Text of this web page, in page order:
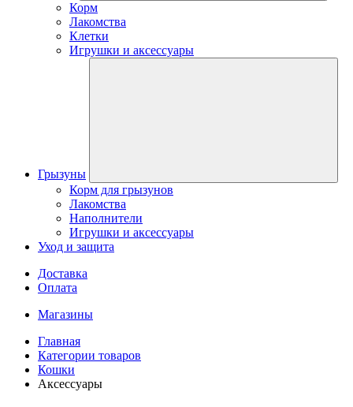
Корм
Лакомства
Клетки
Игрушки и аксессуары
Грызуны
Корм для грызунов
Лакомства
Наполнители
Игрушки и аксессуары
Уход и защита
Доставка
Оплата
Магазины
Главная
Категории товаров
Кошки
Аксессуары